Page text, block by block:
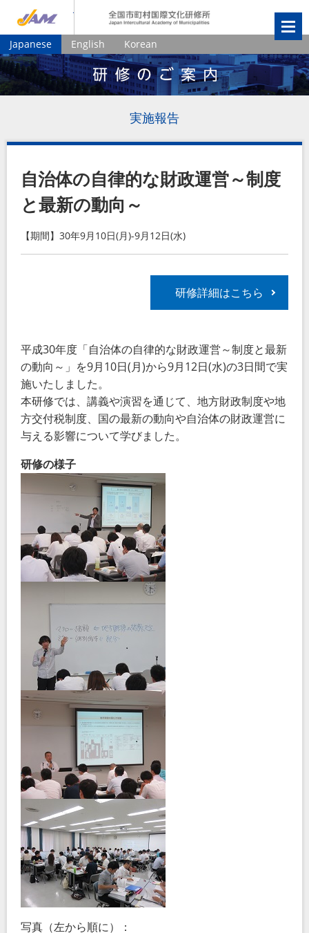
Japanese English Korean
実施報告
自治体の自律的な財政運営～制度
と最新の動向～
【期間】30年9月10日(月)-9月12日(水)
研修詳細はこちら
平成30年度「自治体の自律的な財政運営～制度と最新
の動向～」を9月10日(月)から9月12日(水)の3日間で実
施いたしました。
本研修では、講義や演習を通じて、地方財政制度や地
方交付税制度、国の最新の動向や自治体の財政運営に
与える影響について学びました。
研修の様子
写真（左から順に）：